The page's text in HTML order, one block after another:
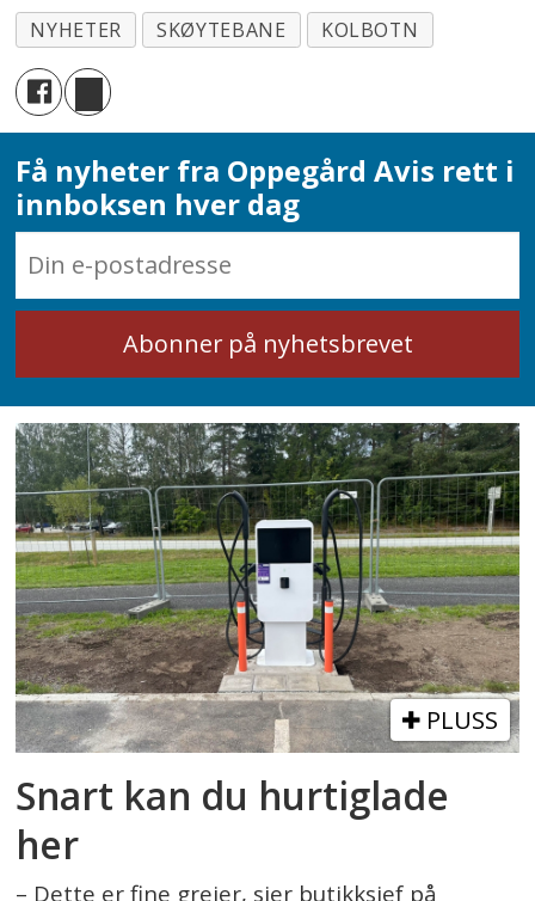
NYHETER SKØYTEBANE KOLBOTN
Få nyheter fra Oppegård Avis rett i
innboksen hver dag
PLUSS
Snart kan du hurtiglade
her
– Dette er fine greier, sier butikksjef på